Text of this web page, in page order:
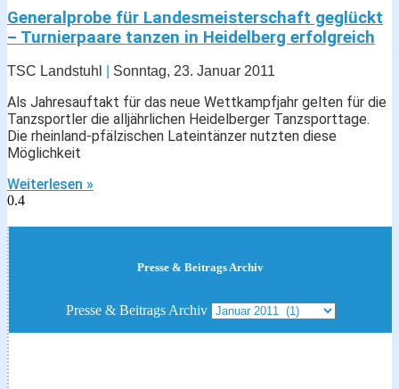
Generalprobe für Landesmeisterschaft geglückt
– Turnierpaare tanzen in Heidelberg erfolgreich
TSC Landstuhl Sonntag, 23. Januar 2011
Als Jahresauftakt für das neue Wettkampfjahr gelten für die
Tanzsportler die alljährlichen Heidelberger Tanzsporttage.
Die rheinland-pfälzischen Lateintänzer nutzten diese
Möglichkeit
Weiterlesen »
Presse & Beitrags Archiv
Presse & Beitrags Archiv